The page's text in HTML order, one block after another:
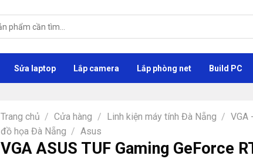
Sửa laptop Lắp camera Lắp phòng net Build PC
Trang chủ / Cửa hàng / Linh kiện máy tính Đà Nẵng / VGA
đồ họa Đà Nẵng / Asus
VGA ASUS TUF Gaming GeForce